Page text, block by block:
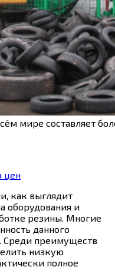
мире составляет
как выглядит
оборудования и
резины. Многие
данного
Среди преимуществ
низкую
полное